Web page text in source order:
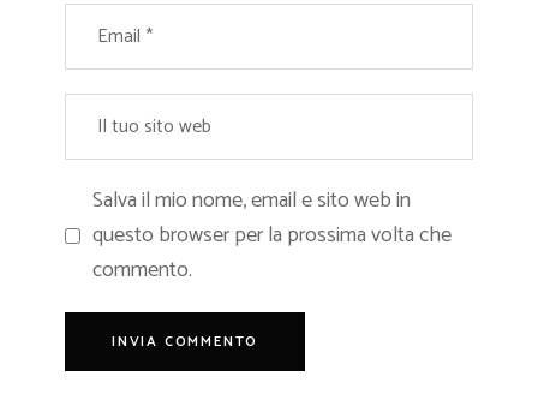
Salva il mio nome, email e sito web in
questo browser per la prossima volta che
commento.